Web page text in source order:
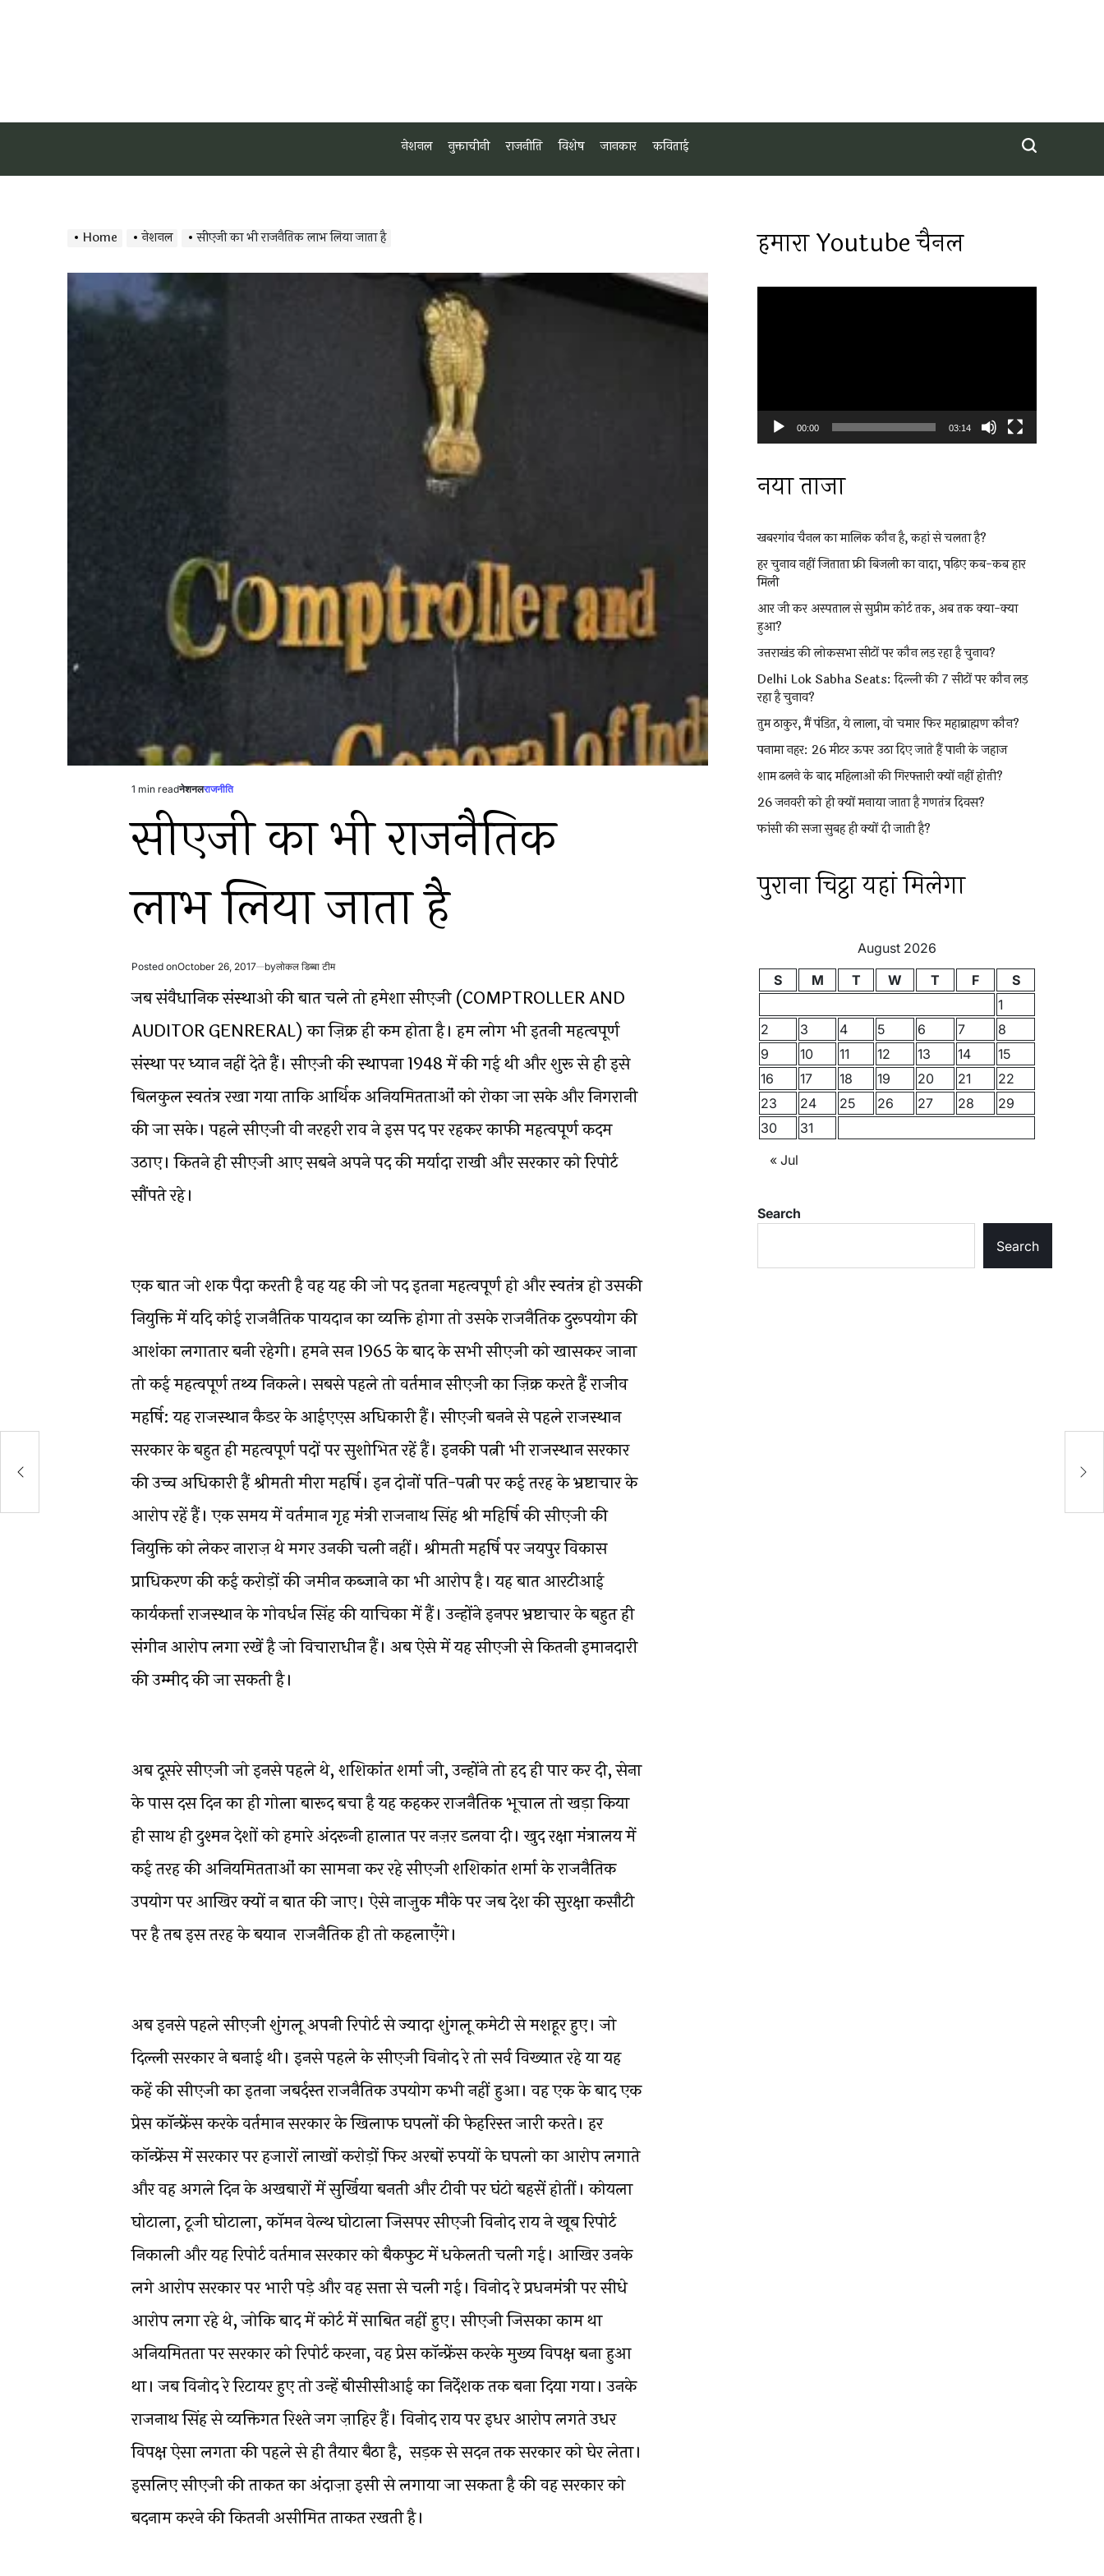
नेशनल नुक्ताचीनी राजनीति विशेष जानकार कविताई
Home नेशनल सीएजी का भी राजनैतिक लाभ लिया जाता है
Estimated
time
1 min readPosted
नेशनलराजनीति
सीएजी का भी राजनैतिक
लाभ लिया जाता है
Posted onOctober 26, 2017 byलोकल डिब्बा टीम
जब संवैधानिक संस्थाओ की बात चले तो हमेशा सीएजी (COMPTROLLER AND
AUDITOR GENRERAL) का ज़िक्र ही कम होता है। हम लोग भी इतनी महत्वपूर्ण
संस्था पर ध्यान नहीं देते हैं। सीएजी की स्थापना 1948 में की गई थी और शुरू से ही इसे
बिलकुल स्वतंत्र रखा गया ताकि आर्थिक अनियमितताओं को रोका जा सके और निगरानी
की जा सके। पहले सीएजी वी नरहरी राव ने इस पद पर रहकर काफी महत्वपूर्ण कदम
उठाए। कितने ही सीएजी आए सबने अपने पद की मर्यादा राखी और सरकार को रिपोर्ट
सौंपते रहे।
एक बात जो शक पैदा करती है वह यह की जो पद इतना महत्वपूर्ण हो और स्वतंत्र हो उसकी
नियुक्ति में यदि कोई राजनैतिक पायदान का व्यक्ति होगा तो उसके राजनैतिक दुरूपयोग की
आशंका लगातार बनी रहेगी। हमने सन 1965 के बाद के सभी सीएजी को खासकर जाना
तो कई महत्वपूर्ण तथ्य निकले। सबसे पहले तो वर्तमान सीएजी का ज़िक्र करते हैं राजीव
महर्षि: यह राजस्थान कैडर के आईएएस अधिकारी हैं। सीएजी बनने से पहले राजस्थान
सरकार के बहुत ही महत्वपूर्ण पदों पर सुशोभित रहें हैं। इनकी पत्नी भी राजस्थान सरकार
की उच्च अधिकारी हैं श्रीमती मीरा महर्षि। इन दोनों पति-पत्नी पर कई तरह के भ्रष्टाचार के
आरोप रहें हैं। एक समय में वर्तमान गृह मंत्री राजनाथ सिंह श्री महिर्षि की सीएजी की
नियुक्ति को लेकर नाराज़ थे मगर उनकी चली नहीं। श्रीमती महर्षि पर जयपुर विकास
प्राधिकरण की कई करोड़ों की जमीन कब्जाने का भी आरोप है। यह बात आरटीआई
कार्यकर्त्ता राजस्थान के गोवर्धन सिंह की याचिका में हैं। उन्होंने इनपर भ्रष्टाचार के बहुत ही
संगीन आरोप लगा रखें है जो विचाराधीन हैं। अब ऐसे में यह सीएजी से कितनी इमानदारी
की उम्मीद की जा सकती है।
अब दूसरे सीएजी जो इनसे पहले थे, शशिकांत शर्मा जी, उन्होंने तो हद ही पार कर दी, सेना
के पास दस दिन का ही गोला बारूद बचा है यह कहकर राजनैतिक भूचाल तो खड़ा किया
ही साथ ही दुश्मन देशों को हमारे अंदरूनी हालात पर नज़र डलवा दी। खुद रक्षा मंत्रालय में
कई तरह की अनियमितताओं का सामना कर रहे सीएजी शशिकांत शर्मा के राजनैतिक
उपयोग पर आखिर क्यों न बात की जाए। ऐसे नाज़ुक मौके पर जब देश की सुरक्षा कसौटी
पर है तब इस तरह के बयान राजनैतिक ही तो कहलाएँगे।
अब इनसे पहले सीएजी शुंगलू अपनी रिपोर्ट से ज्यादा शुंगलू कमेटी से मशहूर हुए। जो
दिल्ली सरकार ने बनाई थी। इनसे पहले के सीएजी विनोद रे तो सर्व विख्यात रहे या यह
कहें की सीएजी का इतना जबर्दस्त राजनैतिक उपयोग कभी नहीं हुआ। वह एक के बाद एक
प्रेस कॉन्फ्रेंस करके वर्तमान सरकार के खिलाफ घपलों की फेहरिस्त जारी करते। हर
कॉन्फ्रेंस में सरकार पर हजारों लाखों करोड़ों फिर अरबों रुपयों के घपलो का आरोप लगाते
और वह अगले दिन के अखबारों में सुर्खिया बनती और टीवी पर घंटो बहसें होतीं। कोयला
घोटाला, टूजी घोटाला, कॉमन वेल्थ घोटाला जिसपर सीएजी विनोद राय ने खूब रिपोर्ट
निकाली और यह रिपोर्ट वर्तमान सरकार को बैकफुट में धकेलती चली गई। आखिर उनके
लगे आरोप सरकार पर भारी पड़े और वह सत्ता से चली गई। विनोद रे प्रधनमंत्री पर सीधे
आरोप लगा रहे थे, जोकि बाद में कोर्ट में साबित नहीं हुए। सीएजी जिसका काम था
अनियमितता पर सरकार को रिपोर्ट करना, वह प्रेस कॉन्फ्रेंस करके मुख्य विपक्ष बना हुआ
था। जब विनोद रे रिटायर हुए तो उन्हें बीसीसीआई का निर्देशक तक बना दिया गया। उनके
राजनाथ सिंह से व्यक्तिगत रिश्ते जग ज़ाहिर हैं। विनोद राय पर इधर आरोप लगते उधर
विपक्ष ऐसा लगता की पहले से ही तैयार बैठा है, सड़क से सदन तक सरकार को घेर लेता।
इसलिए सीएजी की ताकत का अंदाज़ा इसी से लगाया जा सकता है की वह सरकार को
बदनाम करने की कितनी असीमित ताकत रखती है।
हमारा Youtube चैनल
00:00 03:14
नया ताजा
खबरगांव चैनल का मालिक कौन है, कहां से चलता है?
हर चुनाव नहीं जिताता फ्री बिजली का वादा, पढ़िए कब-कब हार
मिली
आर जी कर अस्पताल से सुप्रीम कोर्ट तक, अब तक क्या-क्या
हुआ?
उत्तराखंड की लोकसभा सीटों पर कौन लड़ रहा है चुनाव?
Delhi Lok Sabha Seats: दिल्ली की 7 सीटों पर कौन लड़
रहा है चुनाव?
तुम ठाकुर, मैं पंडित, ये लाला, वो चमार फिर महाब्राह्मण कौन?
पनामा नहर: 26 मीटर ऊपर उठा दिए जाते हैं पानी के जहाज
शाम ढलने के बाद महिलाओं की गिरफ्तारी क्यों नहीं होती?
26 जनवरी को ही क्यों मनाया जाता है गणतंत्र दिवस?
फांसी की सजा सुबह ही क्यों दी जाती है?
पुराना चिट्ठा यहां मिलेगा
August 2026
S
M T W T F
S
1
2
3 4 5 6 7
8
9
10 11 12 13 14
15
16
17 18 19 20 21
22
23
24 25 26 27 28
29
30
31
« Jul
Search
Search